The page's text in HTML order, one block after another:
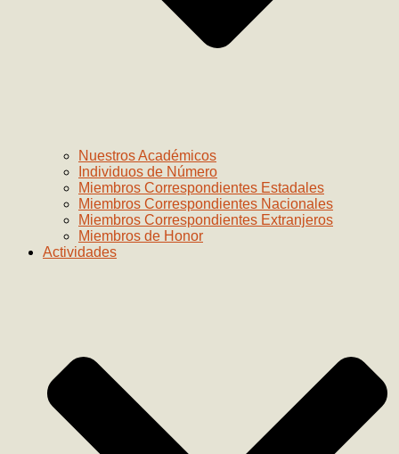
Nuestros Académicos
Individuos de Número
Miembros Correspondientes Estadales
Miembros Correspondientes Nacionales
Miembros Correspondientes Extranjeros
Miembros de Honor
Actividades